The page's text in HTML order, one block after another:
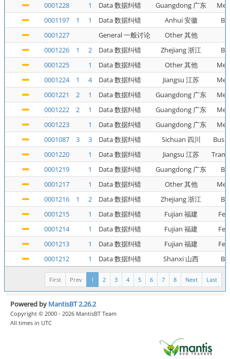
0001228
1 Data 数据纠错 Guangdong 广东
0001197
1 1 Data 数据纠错 Anhui 安徽
0001227
General 一般讨论
Other 其他
0001226
1 2 Data 数据纠错 Zhejiang 浙江
0001225
1 Data 数据纠错 Other 其他
0001224
1 4 Data 数据纠错 Jiangsu 江苏
0001221
2 1 Data 数据纠错 Guangdong 广东
0001222
2 1 Data 数据纠错 Guangdong 广东
0001223
1 Data 数据纠错 Guangdong 广东
0001087
3 3 Data 数据纠错 Sichuan 四川
Bus
0001220
1 Data 数据纠错 Jiangsu 江苏
Tram
0001219
1 Data 数据纠错 Guangdong 广东
0001217
1 Data 数据纠错 Other 其他
0001216
1 2 Data 数据纠错 Zhejiang 浙江
0001215
1 Data 数据纠错 Fujian 福建
0001214
1 Data 数据纠错 Fujian 福建
0001213
1 Data 数据纠错 Fujian 福建
0001212
1 Data 数据纠错 Shanxi 山西
Last
Next
8
7
6
5
4
3
2
1
Prev
First
Powered by MantisBT 2.26.2
Copyright © 2000 - 2026 MantisBT Team
All times in UTC